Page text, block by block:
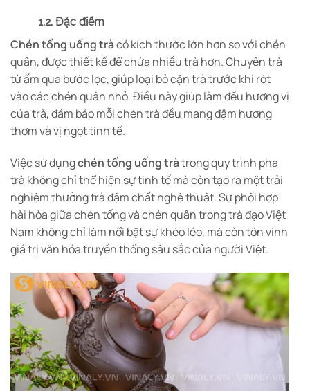
1.2. Đặc điểm
Chén tống uống tràcó kích thước lớn hơn so với chén
quân, được thiết kế để chứa nhiều trà hơn. Chuyên trà
từ ấm qua bước lọc, giúp loại bỏ cặn trà trước khi rót
vào các chén quân nhỏ. Điều này giúp làm đều hương vị
của trà, đảm bảo mỗi chén trà đều mang đậm hương
thơm và vị ngọt tinh tế.
Việc sử dụngchén tống uống tràtrong quy trình pha
trà không chỉ thể hiện sự tinh tế mà còn tạo ra một trải
nghiệm thưởng trà đậm chất nghệ thuật. Sự phối hợp
hài hòa giữachén tốngvà chén quân trong trà đạo Việt
Nam không chỉ làm nổi bật sự khéo léo, mà còn tôn vinh
giá trị văn hóa truyền thống sâu sắc của người Việt.